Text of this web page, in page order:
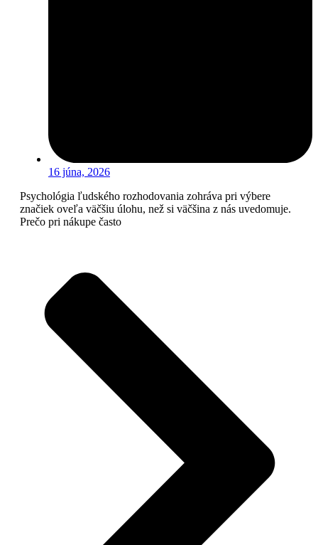
16 júna, 2026
Psychológia ľudského rozhodovania zohráva pri výbere
značiek oveľa väčšiu úlohu, než si väčšina z nás uvedomuje.
Prečo pri nákupe často